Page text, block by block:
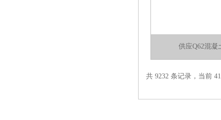
供应Q62混凝
共 9232 条记录，当前